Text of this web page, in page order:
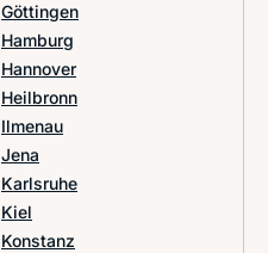
Göttingen
Hamburg
Hannover
Heilbronn
Ilmenau
Jena
Karlsruhe
Kiel
Konstanz